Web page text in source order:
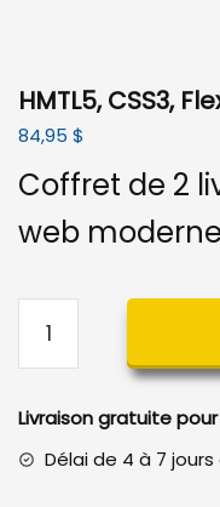
HMTL5, CSS3,
84,95 $
Coffret de 2
web
HMTL5,
Flexbox
et
Livraison gratuite
Délai de 4 à 7